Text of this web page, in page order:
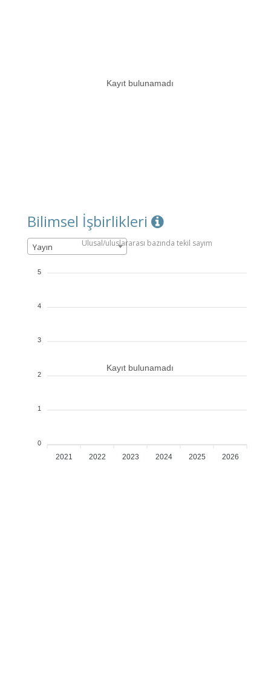
Kayıt bulunamadı
Bilimsel İşbirlikleri
Yayın Ulusal/uluslararası bazında tekil sayım
2021 2022 2023 2024 2025 2026
Kayıt bulunamadı
5
4
3
2
1
0